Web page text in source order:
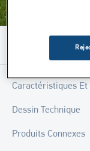
Caractéristiques Et
Dessin Technique
Produits Connexes